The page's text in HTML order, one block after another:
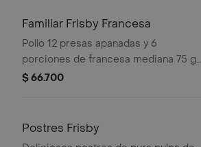
Familiar Frisby Francesa
Pollo 12 presas apanadas y 6
porciones de francesa mediana 75 gr
und.
$ 66.700
Postres Frisby